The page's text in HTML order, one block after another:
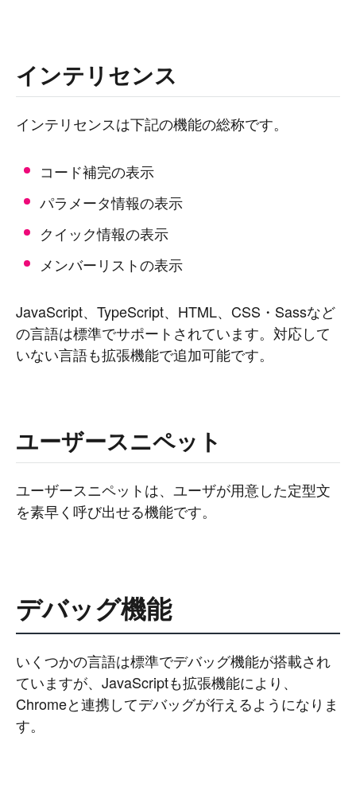
インテリセンス
インテリセンスは下記の機能の総称です。
コード補完の表示
パラメータ情報の表示
クイック情報の表示
メンバーリストの表示
JavaScript、TypeScript、HTML、CSS・Sassなど
の言語は標準でサポートされています。対応して
いない言語も拡張機能で追加可能です。
ユーザースニペット
ユーザースニペットは、ユーザが用意した定型文
を素早く呼び出せる機能です。
デバッグ機能
いくつかの言語は標準でデバッグ機能が搭載され
ていますが、JavaScriptも拡張機能により、
Chromeと連携してデバッグが行えるようになりま
す。